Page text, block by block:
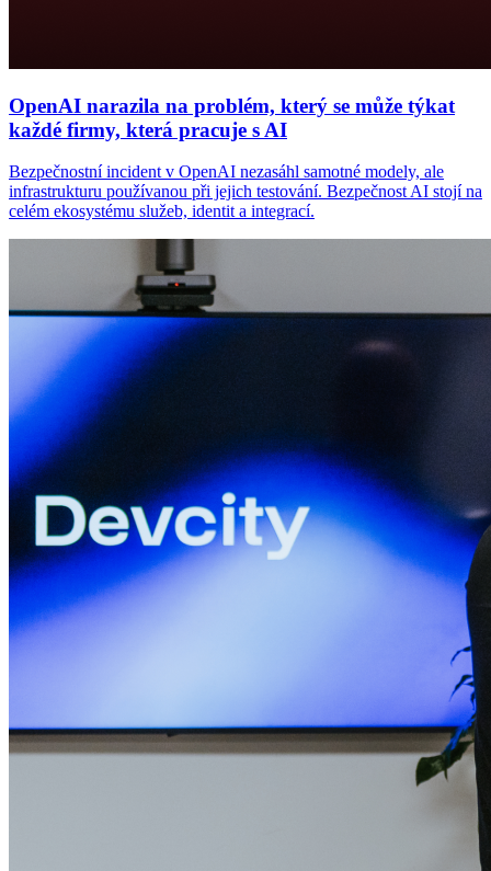
OpenAI narazila na problém, který se může týkat
každé firmy, která pracuje s AI
Bezpečnostní incident v OpenAI nezasáhl samotné modely, ale
infrastrukturu používanou při jejich testování. Bezpečnost AI stojí na
celém ekosystému služeb, identit a integrací.